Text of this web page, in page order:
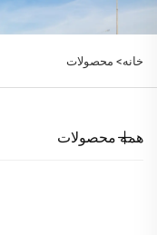
خانه> محصولات
همه محصولات